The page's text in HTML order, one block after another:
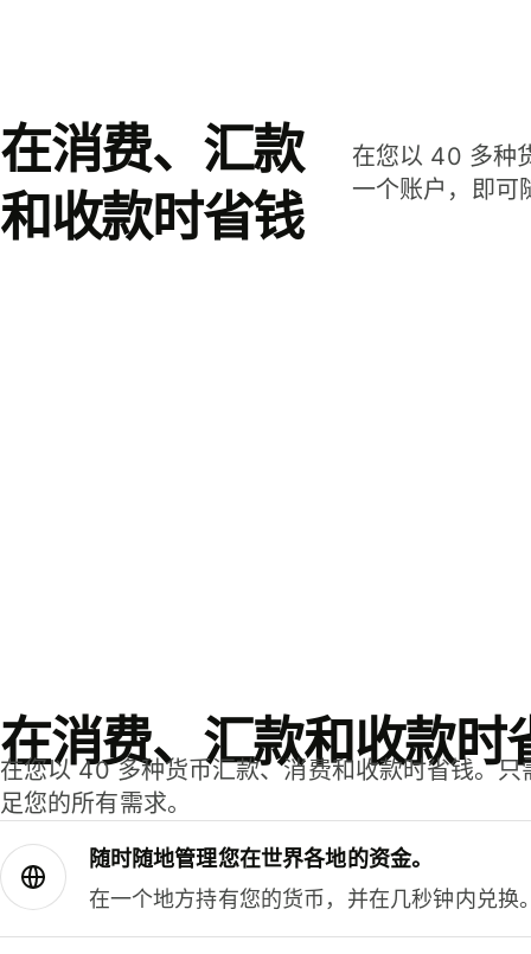
在消费、汇款
和收款时省钱
在您以 40 多种
一个账户，即可
在消费、汇款和收款时
在您以 40 多种货币汇款、消费和收款时省钱。
足您的所有需求。
随时随地管理您在世界各地的资金。
在一个地方持有您的货币，并在几秒钟内兑换